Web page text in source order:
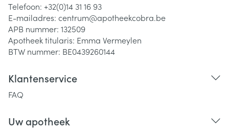
Telefoon: +32(0)14 31 16 93
E-mailadres: centrum@apotheekcobra.be
APB nummer: 132509
Apotheek titularis: Emma Vermeylen
BTW nummer: BE0439260144
Klantenservice
FAQ
Uw apotheek